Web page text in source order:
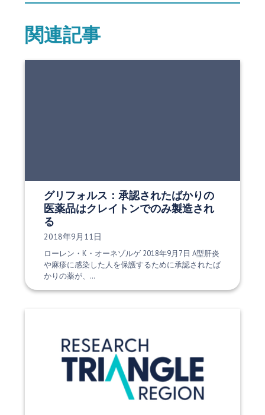
関連記事
グリフォルス：承認されたばかりの
医薬品はクレイトンでのみ製造され
る
発行日:
2018年9月11日
ローレン・K・オーネゾルゲ 2018年9月7日 A型肝炎
や麻疹に感染した人を保護するために承認されたば
かりの薬が、…